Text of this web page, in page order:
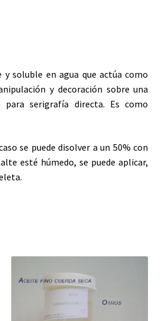
soluble en agua que actúa como
y decoración sobre una
para serigrafía directa. Es como
se puede disolver a un 50% con
esté húmedo, se puede aplicar,